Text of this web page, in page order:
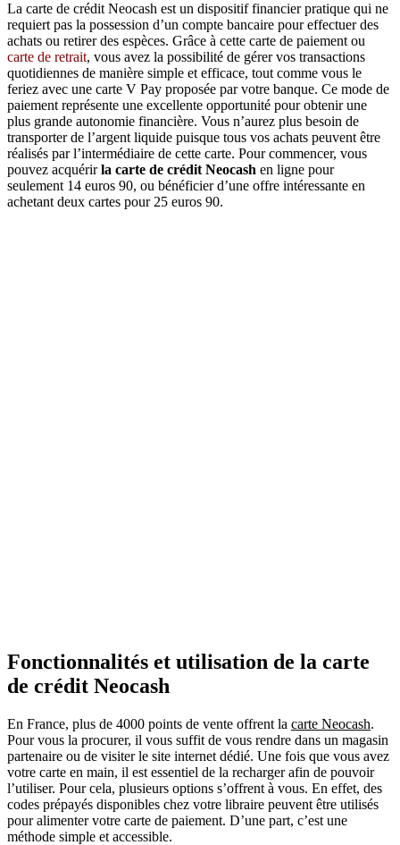
La carte de crédit Neocash est un dispositif financier pratique qui ne
requiert pas la possession d’un compte bancaire pour effectuer des
achats ou retirer des espèces. Grâce à cette carte de paiement ou
carte de retrait, vous avez la possibilité de gérer vos transactions
quotidiennes de manière simple et efficace, tout comme vous le
feriez avec une carte V Pay proposée par votre banque. Ce mode de
paiement représente une excellente opportunité pour obtenir une
plus grande autonomie financière. Vous n’aurez plus besoin de
transporter de l’argent liquide puisque tous vos achats peuvent être
réalisés par l’intermédiaire de cette carte. Pour commencer, vous
pouvez acquérirla carte de crédit Neocash en ligne pour
seulement 14 euros 90, ou bénéficier d’une offre intéressante en
achetant deux cartes pour 25 euros 90.
Fonctionnalités et utilisation de la carte
de crédit Neocash
En France, plus de 4000 points de vente offrent la carte Neocash.
Pour vous la procurer, il vous suffit de vous rendre dans un magasin
partenaire ou de visiter le site internet dédié. Une fois que vous avez
votre carte en main, il est essentiel de la recharger afin de pouvoir
l’utiliser. Pour cela, plusieurs options s’offrent à vous. En effet, des
codes prépayés disponibles chez votre libraire peuvent être utilisés
pour alimenter votre carte de paiement. D’une part, c’est une
méthode simple et accessible.